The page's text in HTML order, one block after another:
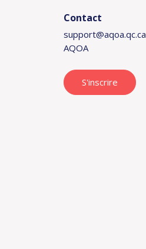
Contact
AQOA
support@aqoa.qc.ca
S'inscrire